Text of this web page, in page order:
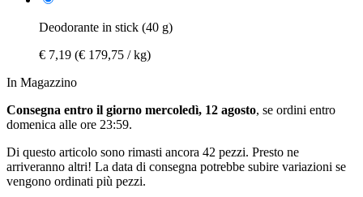
Deodorante in stick (40 g)
€ 7,19 (€ 179,75 / kg)
In Magazzino
Consegna entro il giorno mercoledì, 12 agosto, se ordini entro
domenica alle ore 23:59.
Di questo articolo sono rimasti ancora 42 pezzi. Presto ne
arriveranno altri! La data di consegna potrebbe subire variazioni se
vengono ordinati più pezzi.